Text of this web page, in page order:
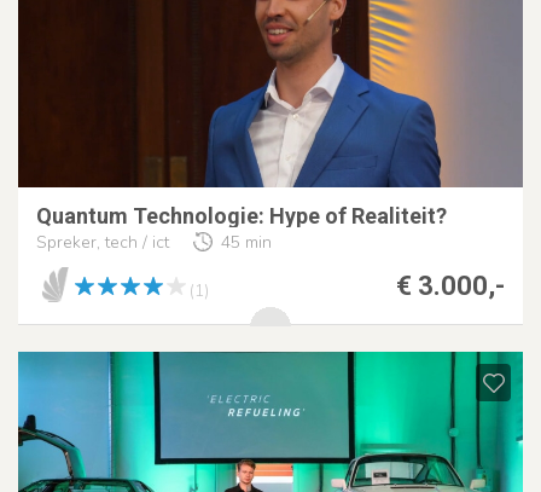
Quantum Technologie: Hype of Realiteit?
Spreker, tech / ict 45 min
€ 3.000,-
(1)